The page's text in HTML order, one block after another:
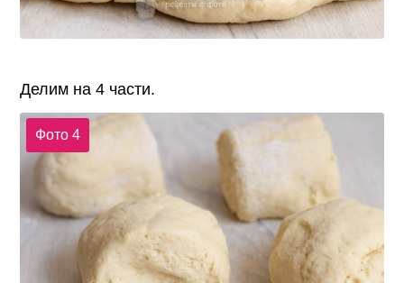
Делим на 4 части.
Фото 4